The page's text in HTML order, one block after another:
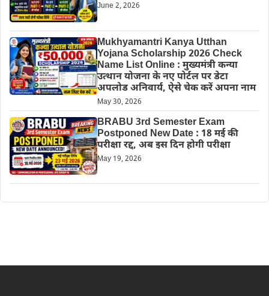
June 2, 2026
Mukhyamantri Kanya Utthan
Yojana Scholarship 2026 Check
Name List Online : मुख्यमंत्री कन्या
उत्थान योजना के नए पोर्टल पर डेटा
अपलोड अनिवार्य, ऐसे चेक करें अपना नाम
May 30, 2026
BRABU 3rd Semester Exam
Postponed New Date : 18 मई की
परीक्षा रद्द, अब इस दिन होगी परीक्षा
May 19, 2026